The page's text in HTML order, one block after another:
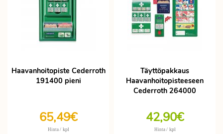
Haavanhoitopiste Cederroth
191400 pieni
65,49€
Hinta / kpl
Täyttöpakkaus
Haavanhoitopisteeseen
Cederroth 264000
42,90€
Hinta / kpl